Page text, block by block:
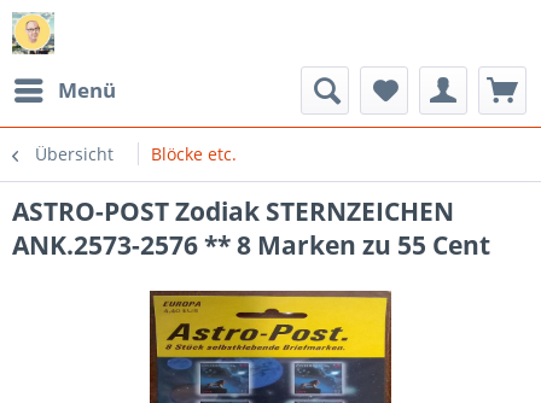
Menü
Übersicht Blöcke etc.
ASTRO-POST Zodiak STERNZEICHEN
ANK.2573-2576 ** 8 Marken zu 55 Cent